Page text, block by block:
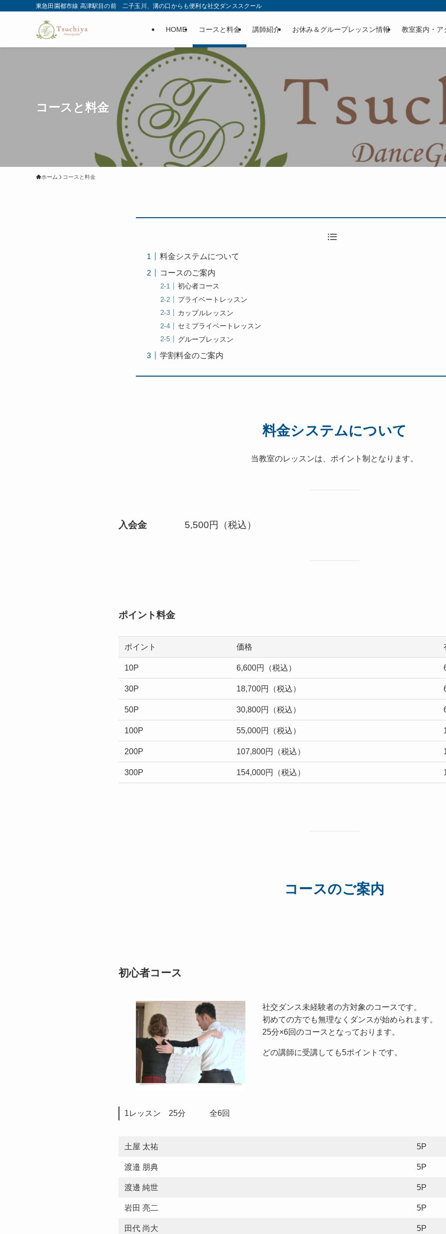
東急田園都市線 高津駅目の前 二子玉川、溝の口からも便利な社交ダンススクール
HOME コースと料金 講師紹介 お休み＆グループレッスン情報 教室案内・ア
コースと料金
ホーム コースと料金
料金システムについて
コースのご案内
初心者コース
プライベートレッスン
カップルレッスン
セミプライベートレッスン
グループレッスン
学割料金のご案内
料金システムについて
当教室のレッスンは、ポイント制となります。
入会金 5,500円（税込）
ポイント料金
ポイント 価格
10P 6,600円（税込）
30P 18,700円（税込）
50P 30,800円（税込）
100P 55,000円（税込）
200P 107,800円（税込）
300P 154,000円（税込）
コースのご案内
初心者コース
社交ダンス未経験者の方対象のコースです。
初めての方でも無理なくダンスが始められます。
25分×6回のコースとなっております。
どの講師に受講しても5ポイントです。
1レッスン 25分 全6回
土屋 太祐 5P
渡邉 朋典 5P
渡邊 純世 5P
岩田 亮二 5P
田代 尚大 5P